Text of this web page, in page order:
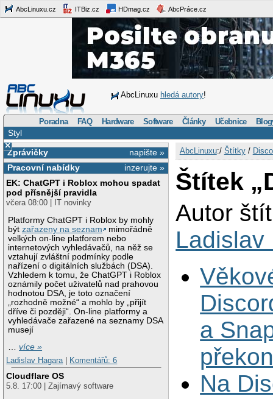
AbcLinuxu.cz ITBiz.cz HDmag.cz AbcPráce.cz
AbcLinuxu hledá autory!
Poradna FAQ Hardware Software Články Učebnice
Styl
×
napište »
Zprávičky
inzerujte »
Pracovní nabídky
EK: ChatGPT i Roblox mohou spadat
pod přísnější pravidla
včera 08:00 | IT novinky
Platformy ChatGPT i Roblox by mohly
býtzařazeny na seznam
mimořádně
velkých on-line platforem nebo
internetových vyhledávačů, na něž se
vztahují zvláštní podmínky podle
nařízení o digitálních službách (DSA).
Vzhledem k tomu, že ChatGPT i Roblox
oznámily počet uživatelů nad prahovou
hodnotou DSA, je toto označení
„rozhodně možné“ a mohlo by „přijít
dříve či později“. On-line platformy a
vyhledávače zařazené na seznamy DSA
musejí
…více »
Ladislav Hagara
Komentářů: 6
Cloudflare OS
5.8. 17:00 | Zajímavý software
AbcLinuxu:/ Štítky/
Štítek
Autor
Ladislav
a
Na